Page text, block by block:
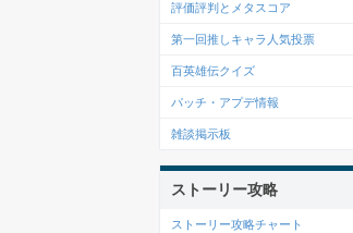
評価評判とメタスコア
第一回推しキャラ人気投票
百英雄伝クイズ
パッチ・アプデ情報
雑談掲示板
ストーリー攻略
ストーリー攻略チャート